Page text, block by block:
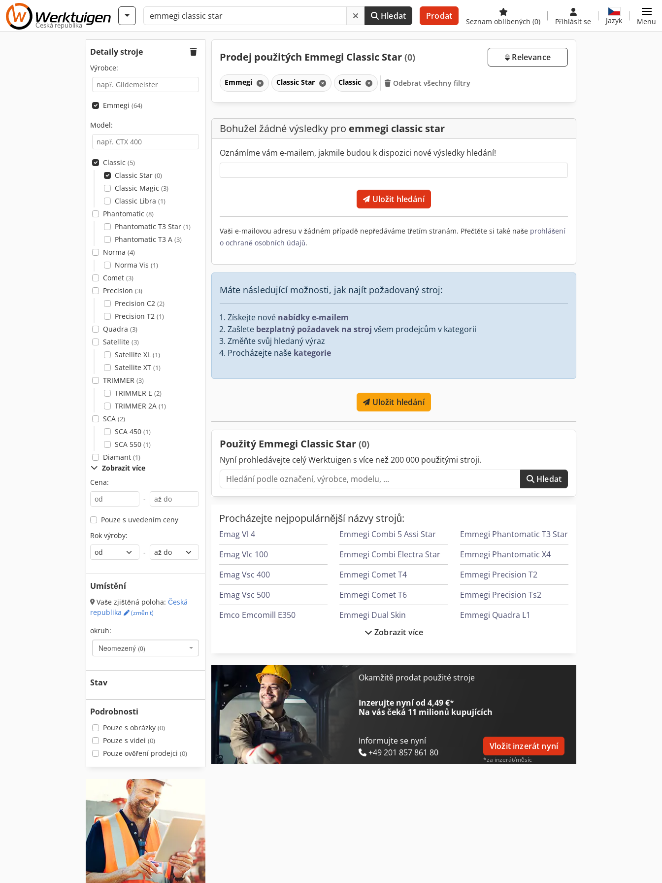
Česká republika
Hledat Prodat
Seznam oblíbených (0) Přihlásit se Jazyk Menu
Detaily stroje
Výrobce:
Emmegi (64)
Model:
Classic (5)
Classic Star (0)
Classic Magic (3)
Classic Libra (1)
Phantomatic (8)
Phantomatic T3 Star (1)
Phantomatic T3 A (3)
Norma (4)
Norma Vis (1)
Comet (3)
Precision (3)
Precision C2 (2)
Precision T2 (1)
Quadra (3)
Satellite (3)
Satellite XL (1)
Satellite XT (1)
TRIMMER (3)
TRIMMER E (2)
TRIMMER 2A (1)
SCA (2)
SCA 450 (1)
SCA 550 (1)
Diamant (1)
Zobrazit více
Cena:
-
Pouze s uvedením ceny
Rok výroby:
-
Umístění
Vaše zjištěná poloha: Česká
republika
(změnit)
okruh:
Neomezený (0)
Stav
Podrobnosti
Pouze s obrázky (0)
Pouze s videi (0)
Pouze ověření prodejci (0)
Prodej použitých Emmegi Classic Star (0) Relevance
Emmegi Classic Star Classic Odebrat všechny filtry
Bohužel žádné výsledky pro emmegi classic star
Oznámíme vám e-mailem, jakmile budou k dispozici nové výsledky hledání!
Uložit hledání
Vaši e-mailovou adresu v žádném případě nepředáváme třetím stranám. Přečtěte si také naše prohlášení
o ochraně osobních údajů.
Máte následující možnosti, jak najít požadovaný stroj:
Získejte nové nabídky e-mailem
Zašlete bezplatný požadavek na stroj všem prodejcům v kategorii
Změňte svůj hledaný výraz
Procházejte naše kategorie
Uložit hledání
Použitý Emmegi Classic Star (0)
Nyní prohledávejte celý Werktuigen s více než 200 000 použitými stroji.
Hledat
Procházejte nejpopulárnější názvy strojů:
Emag Vl 4
Emag Vlc 100
Emag Vsc 400
Emag Vsc 500
Emco Emcomill E350
Emmegi Classic Libra
Emmegi Classic Magic
Emmegi Combi 5 Assi Star
Emmegi Combi Electra Star
Emmegi Comet T4
Emmegi Comet T6
Emmegi Dual Skin
Emmegi Norma Vis
Emmegi Phantomatic M4 L
Emmegi Phantomatic T3 Star
Emmegi Phantomatic X4
Emmegi Precision T2
Emmegi Precision Ts2
Emmegi Quadra L1
Zobrazit více
Okamžitě prodat použité stroje
Inzerujte nyní od 4,49 €*
Na vás čeká 11 milionů kupujících
Informujte se nyní
+49 201 857 861 80
Vložit inzerát nyní
*za inzerát/měsíc